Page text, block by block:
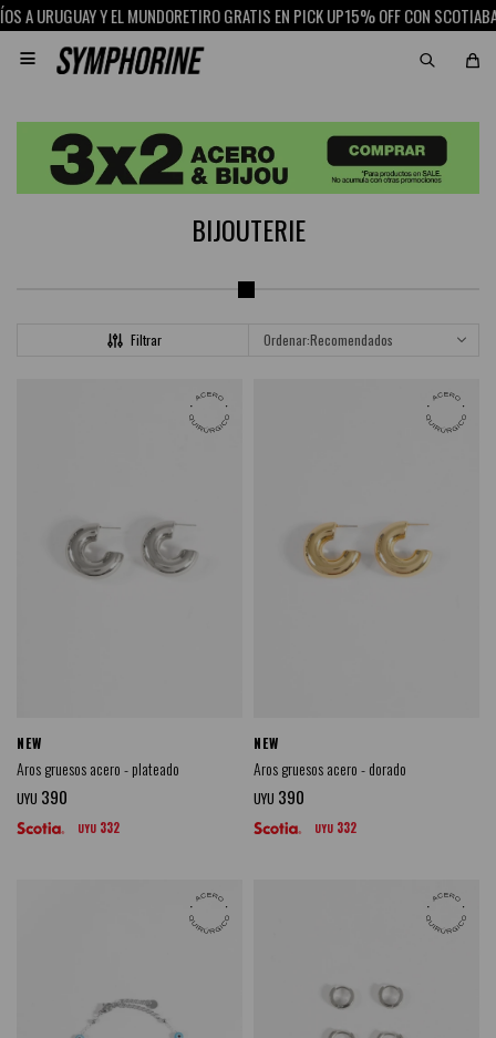
Y EL MUNDORETIRO GRATIS EN PICK UP15% OFF CON SCOTIABANKENVÍOS A

BIJOUTERIE
Recomendados
NEW
Aros gruesos acero - plateado
UYU 390
UYU 332
NEW
Aros gruesos acero - dorado
UYU 390
UYU 332